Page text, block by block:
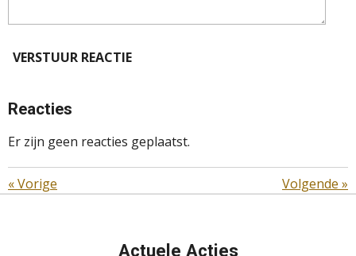
VERSTUUR REACTIE
Reacties
Er zijn geen reacties geplaatst.
«Vorige Volgende »
Actuele Acties